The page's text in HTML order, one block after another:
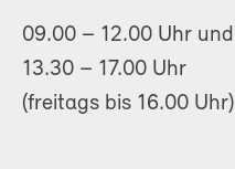
09.00 – 12.00 Uhr und
13.30 – 17.00 Uhr
(freitags bis 16.00 Uhr)